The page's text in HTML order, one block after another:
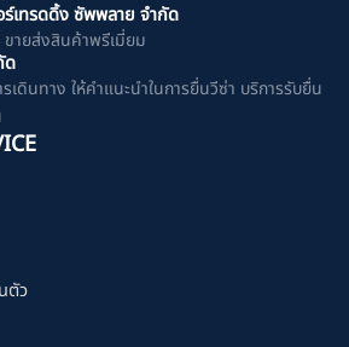
ร์เทรดดิ้ง ซัพพลาย จำกัด
ายส่งสินค้าพรีเมี่ยม
ด
รเดินทาง ให้คำแนะนำในการยื่นวีซ่า บริการรับยื่น
ตัว